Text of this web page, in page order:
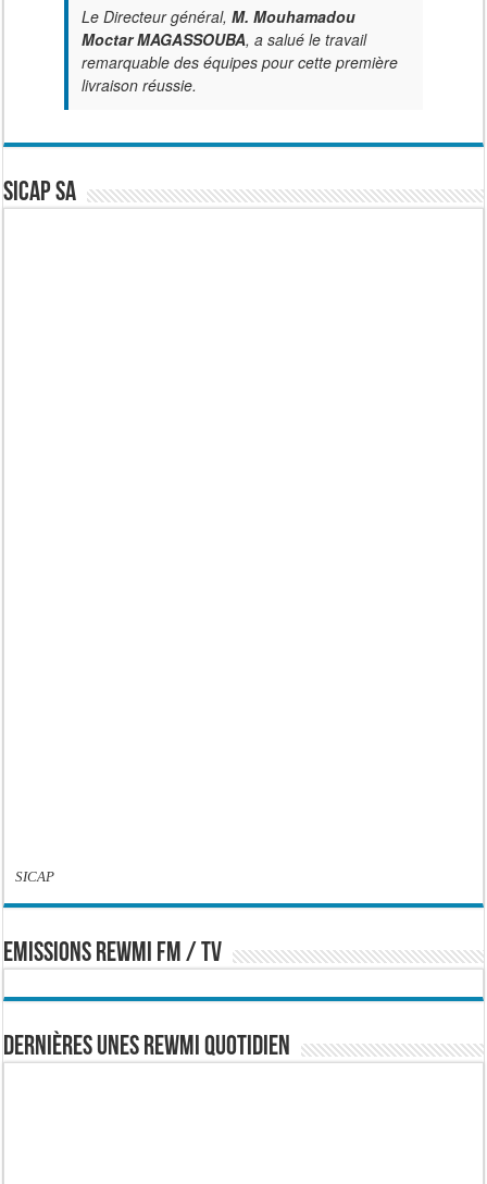
Le Directeur général, M. Mouhamadou
Moctar MAGASSOUBA, a salué le travail
remarquable des équipes pour cette première
livraison réussie.
SICAP SA
SICAP
EMISSIONS REWMI FM / TV
Dernières Unes Rewmi Quotidien